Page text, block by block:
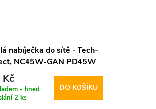
nabíječka do sítě - Tech-
NC45W-GAN PD45W
Kč
- hned
2 ks
DO KOŠÍKU